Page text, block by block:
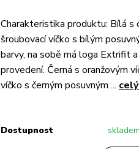
Charakteristika produktu: Bílá s
šroubovací víčko s bílým
barvy, na sobě má loga Extrifit
provedení. Černá s oranžovým
víčko s černým posuvným ...
Dostupnost skladem